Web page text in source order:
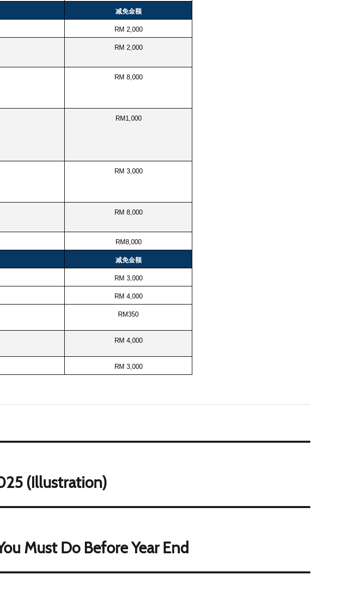
减免金额
RM 2,000
RM 2,000
RM 8,000
RM1,000
RM 3,000
RM 8,000
RM8,000
减免金额
RM 3,000
RM 4,000
RM350
RM 4,000
RM 3,000
(Illustration)
Must Do Before Year End